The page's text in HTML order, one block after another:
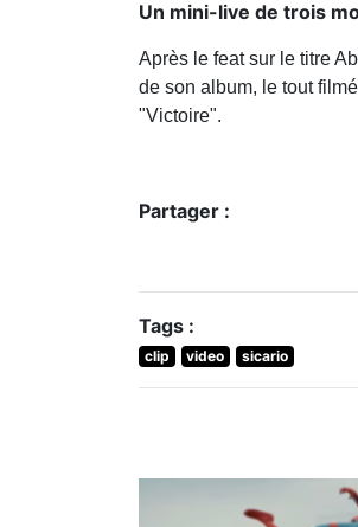
Un mini-live de trois
Après le feat sur le titre
de son album, le tout
"Victoire".
Partager :
Tags :
clip video sicario